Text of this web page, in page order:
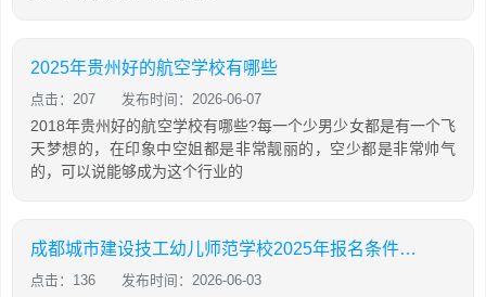
2025年贵州好的航空学校有哪些
点击：207 发布时间：2026-06-07
2018年贵州好的航空学校有哪些?每一个少男少女都是有一个飞
天梦想的，在印象中空姐都是非常靓丽的，空少都是非常帅气
的，可以说能够成为这个行业的
成都城市建设技工幼儿师范学校2025年报名条件、招生对象
点击：136 发布时间：2026-06-03